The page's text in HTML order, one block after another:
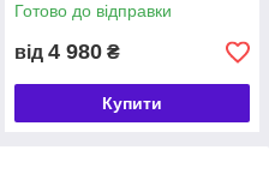
Готово до відправки
від 4 980 ₴
Купити